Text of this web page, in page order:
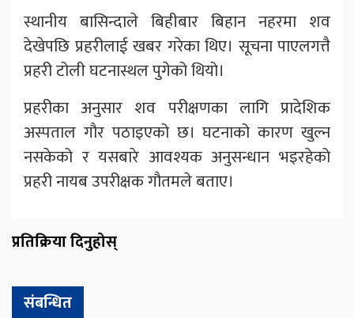
स्थानीय बासिन्दाले बिहीबार बिहान नहरमा शव
देखेपछि प्रहरीलाई खबर गरेका थिए। सूचना पाएलगत्तै
प्रहरी टोली घटनास्थल पुगेको थियो।
प्रहरीका अनुसार शव परीक्षणका लागि प्रादेशिक
अस्पताल गौर पठाइएको छ। घटनाको कारण खुल्न
नसकेको र यसबारे आवश्यक अनुसन्धान भइरहेको
प्रहरी नायब उपरीक्षक गौतमले बताए।
प्रतिक्रिया दिनुहोस्
संबन्धित